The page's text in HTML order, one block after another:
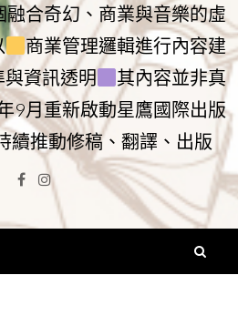
融合奇幻、商業與音樂的虛
商業管理邏輯進行內容建
資訊透明
其內容並非真
9月重新啟動星鷹國際出版
續推動修稿、翻譯、出版
Facebook
Instagram